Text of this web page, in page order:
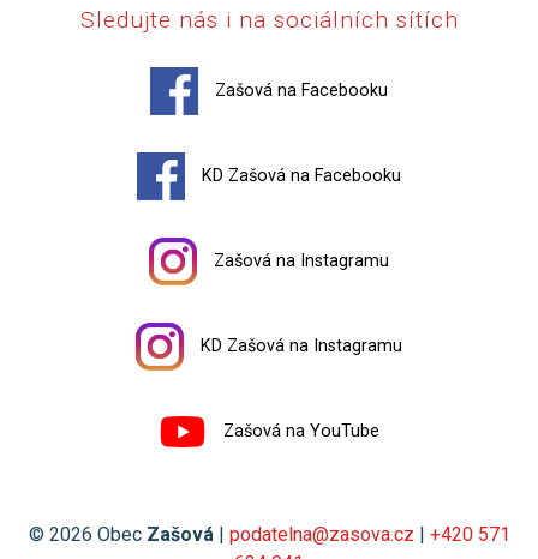
Sledujte nás i na sociálních sítích
Zašová na Facebooku
KD Zašová na Facebooku
Zašová na Instagramu
KD Zašová na Instagramu
Zašová na YouTube
© 2026 Obec Zašová | podatelna@zasova.cz | +420 571